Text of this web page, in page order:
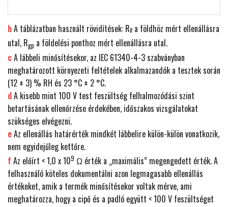
bA táblázatban használt rövidítések: Rga földhöz mért ellenállásra
utal, Rgp a földelési ponthoz mért ellenállásra utal.
cA lábbeli minősítésekor, az IEC 61340-4-3 szabványban
meghatározott környezeti feltételek alkalmazandók a tesztek során
(12 ± 3) % RH és 23 °C ± 2 °C.
dA kisebb mint 100 V test feszültség felhalmozódási szint
betartásának ellenőrzése érdekében, időszakos vizsgálatokat
szükséges elvégezni.
eAz ellenállás határérték mindkét lábbelire külön-külön vonatkozik,
nem egyidejűleg kettőre.
f Az előírt < 1,0 x 109 Ω érték a „maximális” megengedett érték. A
felhasználó köteles dokumentálni azon legmagasabb ellenállás
értékeket, amik a termék minősítésekor voltak mérve, ami
meghatározza, hogy a cipő és a padló együtt < 100 V feszültséget